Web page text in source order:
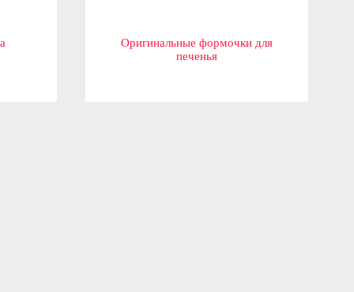
Оригинальные формочки для
печенья